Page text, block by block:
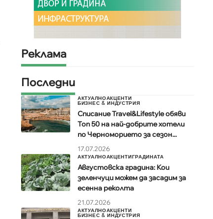
Реклама
Последни
АКТУАЛНОАКЦЕНТИ
БИЗНЕС & ИНДУСТРИЯ
Списание Travel&Lifestyle обяви
Топ 50 на най-добрите хотели
по Черноморието за сезон...
17.07.2026
АКТУАЛНОАКЦЕНТИГРАДИНАТА
Августовска градина: Кои
зеленчуци можем да засадим за
есенна реколта
21.07.2026
АКТУАЛНОАКЦЕНТИ
БИЗНЕС & ИНДУСТРИЯ